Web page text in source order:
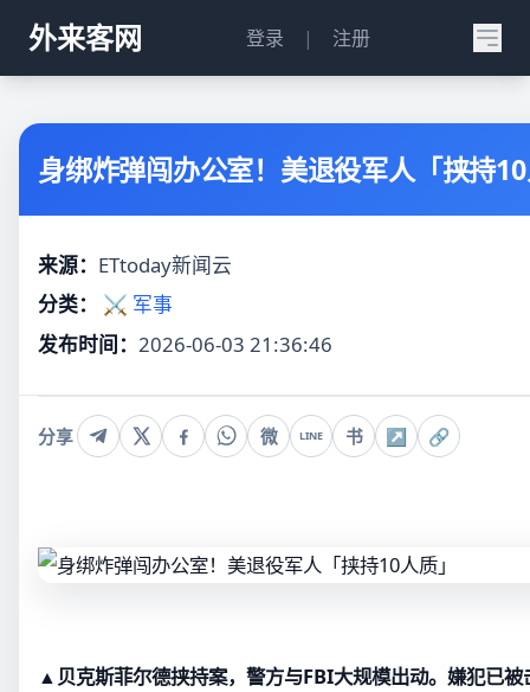
外来客网 登录 | 注册
身绑炸弹闯办公室！美退役军人「挟持
来源： ETtoday新闻云
分类：
⚔️ 军事
发布时间： 2026-06-03 21:36:46
分享 微 LINE 书 ↗ 🔗
▲贝克斯菲尔德挟持案，警方与FBI大规模出动。嫌犯已